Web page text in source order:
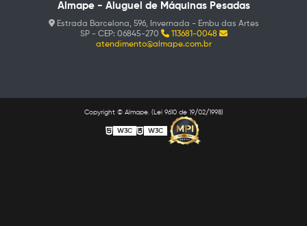
Almape - Aluguel de Máquinas Pesadas
Estrada Barcelona, 596, Invernada - Embu das Artes
SP - CEP: 06845-270
113681-0048
atendimento@almape.com.br
Copyright © Almape. (Lei 9610 de 19/02/1998)
W3C W3C